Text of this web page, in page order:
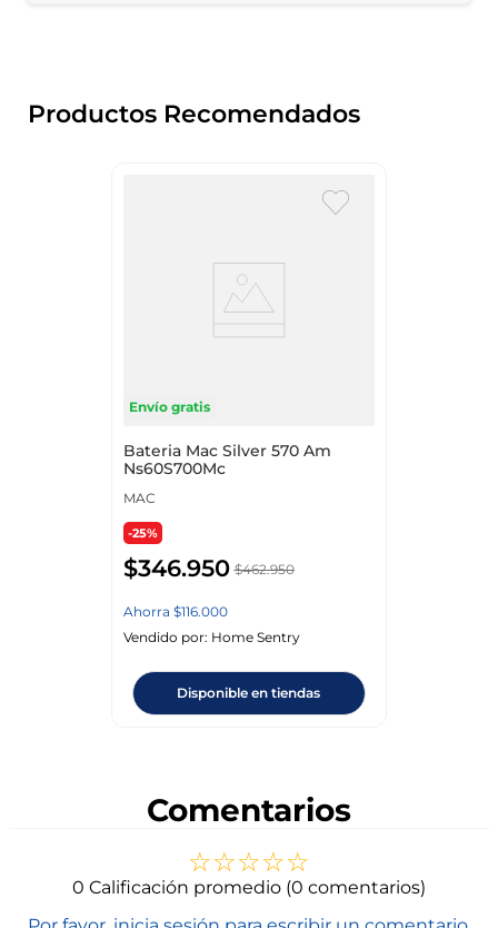
Productos Recomendados
Envío gratis
Bateria Mac Silver 570 Am
Ns60S700Mc
MAC
-25%
$346.950 $462.950
Ahorra $116.000
Vendido por: Home Sentry
Disponible en tiendas
Comentarios
☆☆☆☆☆
0 Calificación promedio (0 comentarios)